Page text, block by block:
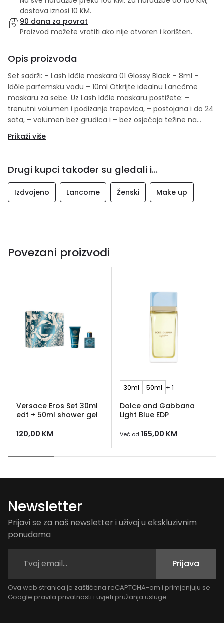
dostava iznosi 10 KM.
90 dana za povrat
Proizvod možete vratiti ako nije otvoren i korišten.
Opis proizvoda
Set sadrži: – Lash Idôle maskara 01 Glossy Black – 8ml –
Idôle parfemsku vodu – 10ml Otkrijte idealnu Lancôme
maskaru za sebe. Uz Lash Idôle maskaru postižete: –
trenutni volumen i podizanje trepavica, – postojana i do 24
sata, – volumen bez grudica i – bez osjećaja težine na
ugodan. Miris koji su osmislile žene, za žene. Različite vrste
svaki njihov aspekt i kreirao miris ruže nove generacije.
Aroma jasmina daje mirisu prirodnu svježinu i blistavost.
Prikaži više
Drugi kupci također su gledali i...
Izdvojeno Lancome Ženski Make up
Povezani proizvodi
Versace Eros Set 30ml
edt + 50ml shower gel
120,00 KM
30ml 50ml + 1
Dolce and Gabbana
Light Blue EDP
Već od 165,00 KM
Newsletter
Prijavi se za naš newsletter i uživaj u ekskluzivnim
ponudama
Prijava
Ova web stranica je zaštićena reCAPTCHA-om i primjenjuju se
Google pravila privatnosti i uvjeti pružanja usluge.